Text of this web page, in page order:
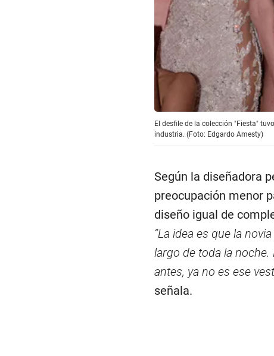
El desfile de la colección "Fiesta"
industria. (Foto: Edgardo Amesty)
Según la diseñadora
preocupación menor
diseño igual de
“La idea es que la
largo de toda la
antes, ya no es ese
señala.